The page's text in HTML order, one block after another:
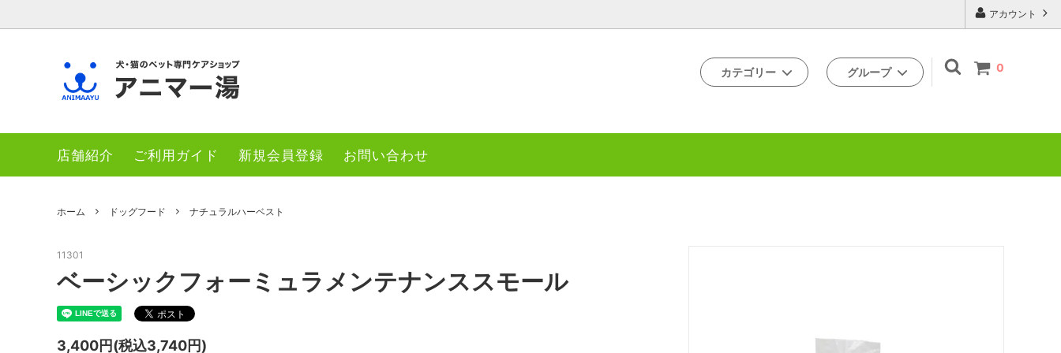
アカウント
0
カテゴリー
お風呂・ケア用品 ドッグフード ドッグトリーツ キャットフード
キャットトリーツ サプリメント
グループ
アニマー湯シリーズ BOKUMOシリーズ リアルネイチャー ルーシーペット
ナチュラルバランス ナチュラルハーベスト
店舗紹介 ご利用ガイド 新規会員登録 お問い合わせ
ホーム ドッグフード ナチュラルハーベスト
11301
ベーシックフォーミュラメンテナンススモール
3,400円(税込3,740円)